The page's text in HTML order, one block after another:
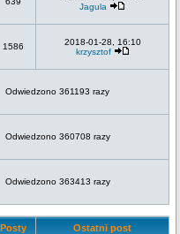
Jagula
1586
2018-01-28, 16:10
krzysztof
Odwiedzono 361193 razy
Odwiedzono 360708 razy
Odwiedzono 363413 razy
Posty Ostatni post